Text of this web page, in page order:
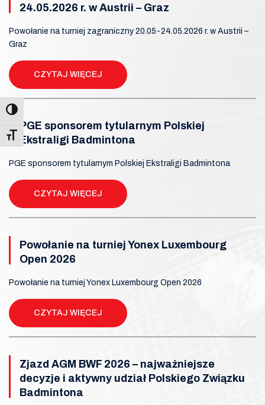
Toggle Font size
24.05.2026 r. w Austrii – Graz
Powołanie na turniej zagraniczny 20.05-24.05.2026 r. w Austrii –
Graz
CZYTAJ WIĘCEJ
PGE sponsorem tytularnym Polskiej
Ekstraligi Badmintona
PGE sponsorem tytularnym Polskiej Ekstraligi Badmintona
CZYTAJ WIĘCEJ
Powołanie na turniej Yonex Luxembourg
Open 2026
Powołanie na turniej Yonex Luxembourg Open 2026
CZYTAJ WIĘCEJ
Zjazd AGM BWF 2026 – najważniejsze
decyzje i aktywny udział Polskiego Związku
Badmintona